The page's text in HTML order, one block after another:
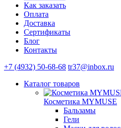
Как заказать
Оплата
Доставка
Сертификаты
Блог
Контакты
+7 (4932) 50-68-68 tr37@inbox.ru
Каталог товаров
Косметика MYMUSE
Бальзамы
Гели